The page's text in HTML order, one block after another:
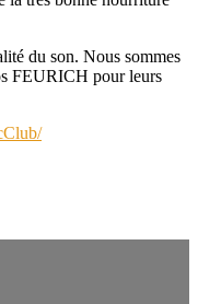
du son. Nous sommes
FEURICH pour leurs